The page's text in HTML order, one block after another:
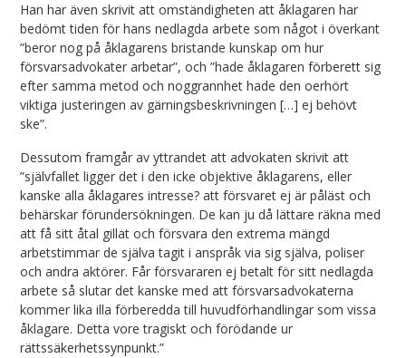
Han har även skrivit att omständigheten att åklagaren har
bedömt tiden för hans nedlagda arbete som något i överkant
”beror nog på åklagarens bristande kunskap om hur
försvarsadvokater arbetar”, och ”hade åklagaren förberett sig
efter samma metod och noggrannhet hade den oerhört
viktiga justeringen av gärningsbeskrivningen […] ej behövt
ske”.
Dessutom framgår av yttrandet att advokaten skrivit att
”självfallet ligger det i den icke objektive åklagarens, eller
kanske alla åklagares intresse? att försvaret ej är påläst och
behärskar förundersökningen. De kan ju då lättare räkna med
att få sitt åtal gillat och försvara den extrema mängd
arbetstimmar de själva tagit i anspråk via sig själva, poliser
och andra aktörer. Får försvararen ej betalt för sitt nedlagda
arbete så slutar det kanske med att försvarsadvokaterna
kommer lika illa förberedda till huvudförhandlingar som vissa
åklagare. Detta vore tragiskt och förödande ur
rättssäkerhetssynpunkt.”